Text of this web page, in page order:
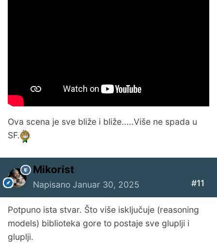
Ova scena je sve bliže i bliže.....Više ne spada u
SF.
Mikorist
Napisano Januar 30, 2025 #11
Potpuno ista stvar. Što više isključuje (reasoning
models) biblioteka gore to postaje sve gluplji i
gluplji.